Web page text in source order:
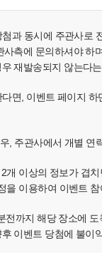
과 동시에 주관사로
측에 문의하셔야 하
재발송되지 않는다
면, 이벤트 페이지
, 주관사에서 개별 연
개 이상의 정보가 겹
이용하여 이벤트
까지 해당 장소에
이벤트 당첨에 불이